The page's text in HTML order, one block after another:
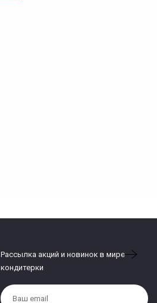
Рассылка акций и новинок в мире
кондитерки